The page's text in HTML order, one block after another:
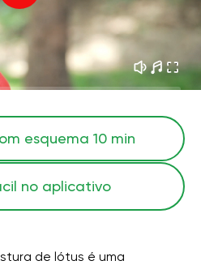
esquema 10 min
no aplicativo
de lótus é uma